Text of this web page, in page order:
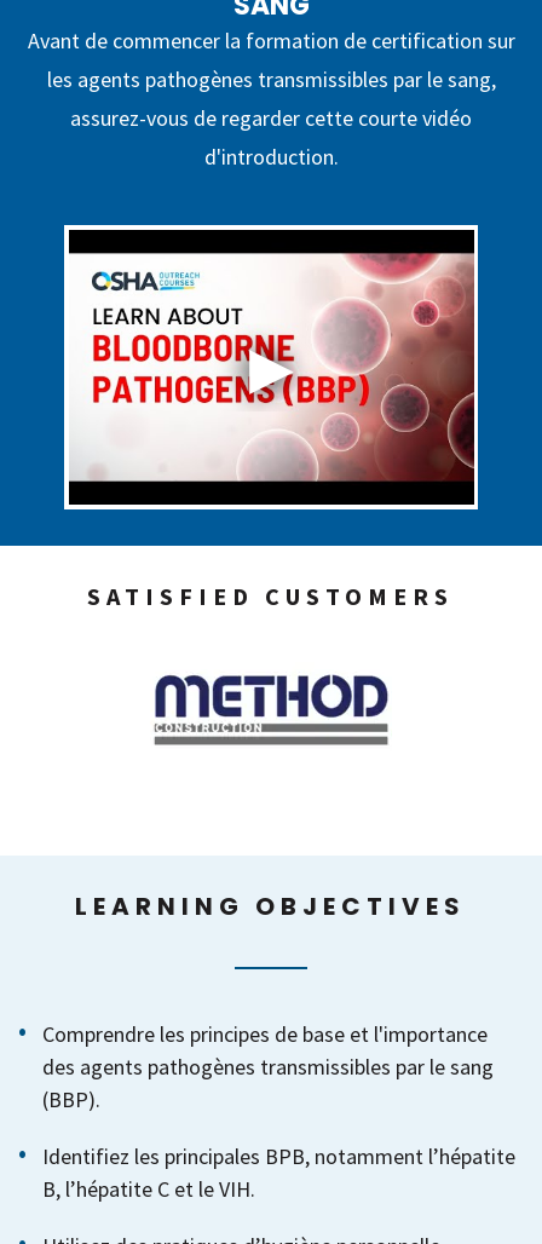
Avant de commencer la formation de certification sur
les agents pathogènes transmissibles par le sang,
assurez-vous de regarder cette courte vidéo
d'introduction.
SATISFIED CUSTOMERS
LEARNING OBJECTIVES
Comprendre les principes de base et l'importance
des agents pathogènes transmissibles par le sang
(BBP).
Identifiez les principales BPB, notamment l’hépatite
B, l’hépatite C et le VIH.